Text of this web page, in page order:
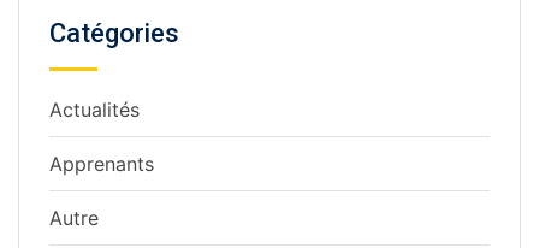
Catégories
Actualités
Apprenants
Autre